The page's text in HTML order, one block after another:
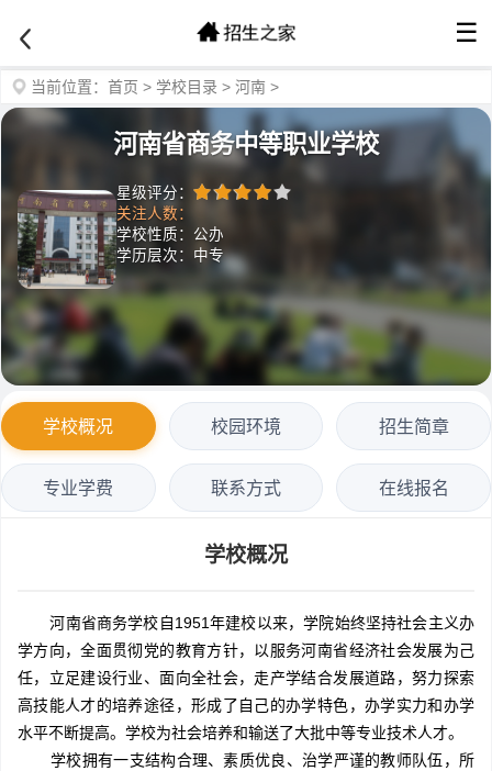
☰
当前位置： 首页 > 学校目录 > 河南 >
河南省商务中等职业学校
星级评分：
关注人数：
学校性质：公办
学历层次：中专
学校概况 校园环境 招生简章
专业学费 联系方式 在线报名
学校概况
河南省商务学校自1951年建校以来，学院始终坚持社会主义办
学方向，全面贯彻党的教育方针，以服务河南省经济社会发展为己
任，立足建设行业、面向全社会，走产学结合发展道路，努力探索
高技能人才的培养途径，形成了自己的办学特色，办学实力和办学
水平不断提高。学校为社会培养和输送了大批中等专业技术人才。
学校拥有一支结构合理、素质优良、治学严谨的教师队伍，所